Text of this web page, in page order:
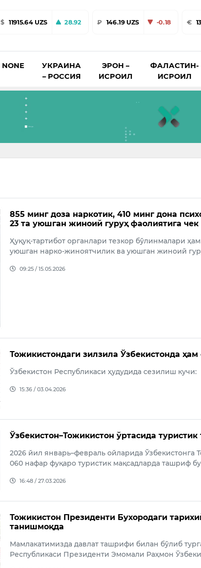
$ 11915.64 UZS 28.92 ₽ 146.19 UZS -0.18 €
NONE
УКРАИНА
– РОССИЯ
ЭРОН –
ИСРОИЛ
ФАЛАСТИН-
ИСРОИЛ
855 минг доза наркотик, 410 минг дона
23 та уюшган жиноий гуруҳ фаолиятига
Ҳуқуқ-тартибот органлари тезкор бўлинмалари
уюшган нарко-жиноятчилик ва уюшган жиноий
09:25 / 15.05.2026
Тожикистондаги зилзила Ўзбекистонда ҳам
Ўзбекистон Республикаси ҳудудида сезилиш кучи:
15:36 / 03.04.2026
Ўзбекистон–Тожикистон ўртасида
2026 йил январь–февраль ойларида Ўзбекистонга
060 нафар фуқаро туристик мақсадларда ташриф
16:48 / 27.03.2026
Тожикистон Президенти Бухородаги
танишмоқда
Мамлакатимизда давлат ташрифи билан бўлиб
Республикаси Президенти Эмомали Раҳмон